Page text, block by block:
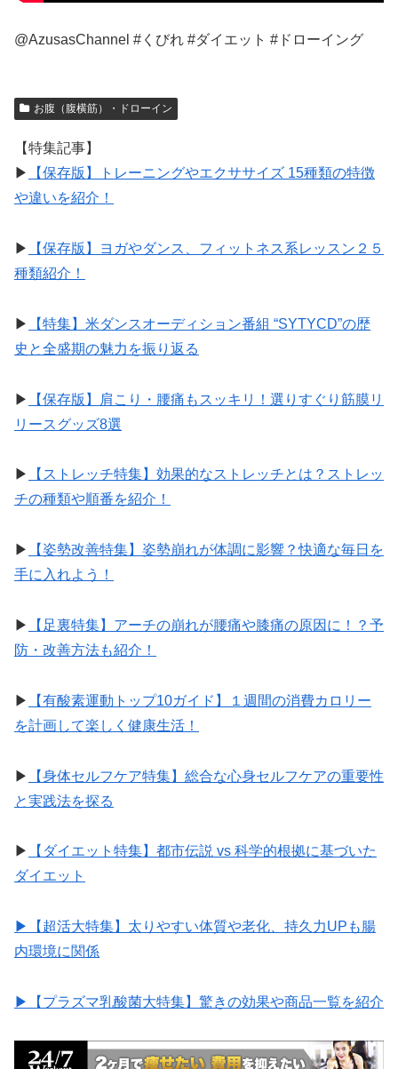
@AzusasChannel #くびれ #ダイエット #ドローイング
お腹（腹横筋）・ドローイン
【特集記事】
▶︎
【保存版】トレーニングやエクササイズ 15種類の特徴
や違いを紹介！
▶︎
【保存版】ヨガやダンス、フィットネス系レッスン２５
種類紹介！
▶︎
【特集】米ダンスオーディション番組 “SYTYCD”の歴
史と全盛期の魅力を振り返る
▶︎
【保存版】肩こり・腰痛もスッキリ！選りすぐり筋膜リ
リースグッズ8選
▶︎
【ストレッチ特集】効果的なストレッチとは？ストレッ
チの種類や順番を紹介！
▶︎
【姿勢改善特集】姿勢崩れが体調に影響？快適な毎日を
手に入れよう！
▶︎
【足裏特集】アーチの崩れが腰痛や膝痛の原因に！？予
防・改善方法も紹介！
▶︎
【有酸素運動トップ10ガイド】１週間の消費カロリー
を計画して楽しく健康生活！
▶︎
【身体セルフケア特集】総合な心身セルフケアの重要性
と実践法を探る
▶︎
【ダイエット特集】都市伝説 vs 科学的根拠に基づいた
ダイエット
▶︎【超活大特集】太りやすい体質や老化、持久力UPも腸
内環境に関係
▶︎【プラズマ乳酸菌大特集】驚きの効果や商品一覧を紹介